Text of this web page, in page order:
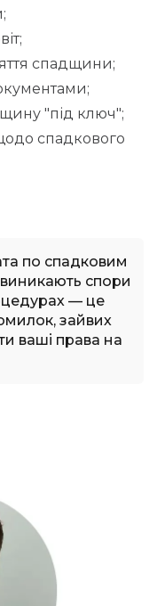
спадщини;
"під ключ";
спадкового
по спадковим
спори
— це
зайвих
ваші права на